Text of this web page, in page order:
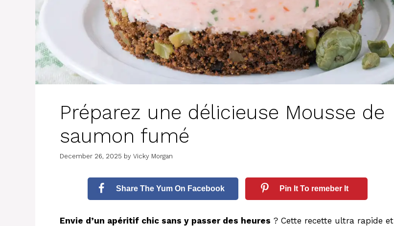
Préparez une délicieuse Mousse de
saumon fumé
December 26, 2025 by Vicky Morgan
Share The Yum On Facebook Pin It To remeber It
Envie d’un apéritif chic sans y passer des heures ? Cette recette ultra rapide et